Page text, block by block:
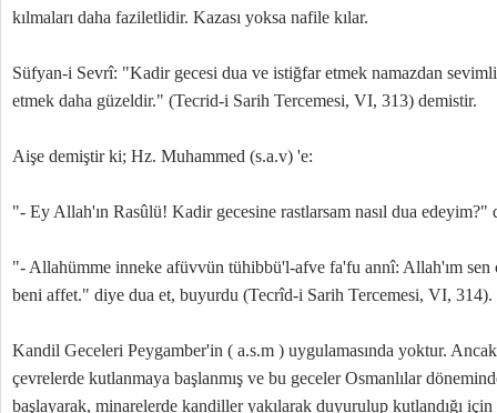
kılmaları daha faziletlidir. Kazası yoksa nafile kılar.
Süfyan-i Sevrî: "Kadir gecesi dua ve istiğfar etmek namazdan
etmek daha güzeldir." (Tecrid-i Sarih Tercemesi, VI, 313) demistir.
Aişe demiştir ki; Hz. Muhammed (s.a.v) 'e:
"- Ey Allah'ın Rasûlü! Kadir gecesine rastlarsam nasıl dua
"- Allahümme inneke afüvvün tühibbü'l-afve fa'fu annî: Allah'ım sen
beni affet." diye dua et, buyurdu (Tecrîd-i Sarih Tercemesi, VI, 314).
Kandil Geceleri Peygamber'in ( a.s.m ) uygulamasında yoktur.
çevrelerde kutlanmaya başlanmış ve bu geceler Osmanlılar
başlayarak, minarelerde kandiller yakılarak duyurulup kutlandığı